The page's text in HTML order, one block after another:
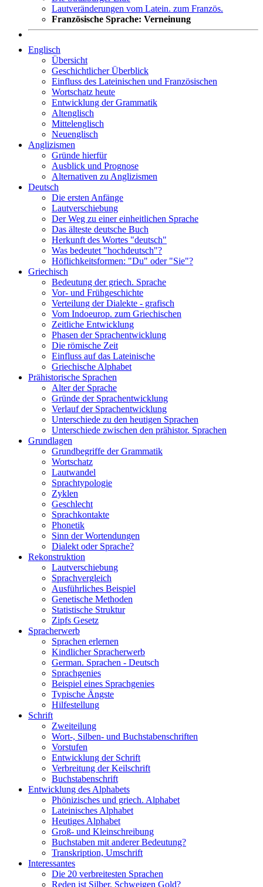
Lautveränderungen vom Latein. zum Französ.
Französische Sprache: Verneinung
Englisch
Übersicht
Geschichtlicher Überblick
Einfluss des Lateinischen und Französischen
Wortschatz heute
Entwicklung der Grammatik
Altenglisch
Mittelenglisch
Neuenglisch
Anglizismen
Gründe hierfür
Ausblick und Prognose
Alternativen zu Anglizismen
Deutsch
Die ersten Anfänge
Lautverschiebung
Der Weg zu einer einheitlichen Sprache
Das älteste deutsche Buch
Herkunft des Wortes "deutsch"
Was bedeutet "hochdeutsch"?
Höflichkeitsformen: "Du" oder "Sie"?
Griechisch
Bedeutung der griech. Sprache
Vor- und Frühgeschichte
Verteilung der Dialekte - grafisch
Vom Indoeurop. zum Griechischen
Zeitliche Entwicklung
Phasen der Sprachentwicklung
Die römische Zeit
Einfluss auf das Lateinische
Griechische Alphabet
Prähistorische Sprachen
Alter der Sprache
Gründe der Sprachentwicklung
Verlauf der Sprachentwicklung
Unterschiede zu den heutigen Sprachen
Unterschiede zwischen den prähistor. Sprachen
Grundlagen
Grundbegriffe der Grammatik
Wortschatz
Lautwandel
Sprachtypologie
Zyklen
Geschlecht
Sprachkontakte
Phonetik
Sinn der Wortendungen
Dialekt oder Sprache?
Rekonstruktion
Lautverschiebung
Sprachvergleich
Ausführliches Beispiel
Genetische Methoden
Statistische Struktur
Zipfs Gesetz
Spracherwerb
Sprachen erlernen
Kindlicher Spracherwerb
German. Sprachen - Deutsch
Sprachgenies
Beispiel eines Sprachgenies
Typische Ängste
Hilfestellung
Schrift
Zweiteilung
Wort-, Silben- und Buchstabenschriften
Vorstufen
Entwicklung der Schrift
Verbreitung der Keilschrift
Buchstabenschrift
Entwicklung des Alphabets
Phönizisches und griech. Alphabet
Lateinisches Alphabet
Heutiges Alphabet
Groß- und Kleinschreibung
Buchstaben mit anderer Bedeutung?
Transkription, Umschrift
Interessantes
Die 20 verbreitesten Sprachen
Reden ist Silber, Schweigen Gold?